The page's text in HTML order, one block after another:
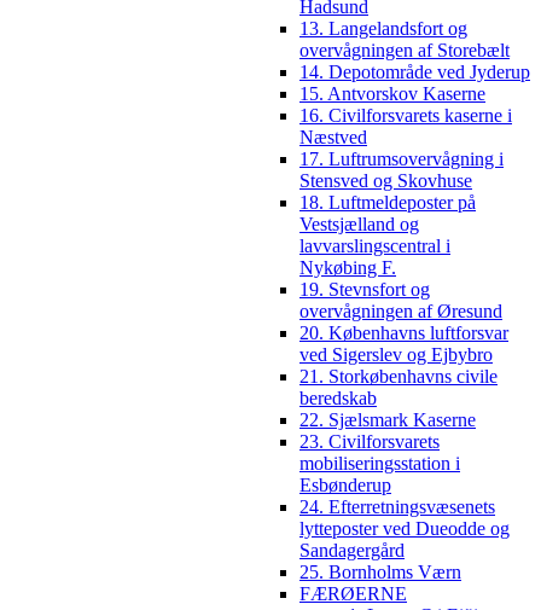
Hadsund
13. Langelandsfort og
overvågningen af Storebælt
14. Depotområde ved Jyderup
15. Antvorskov Kaserne
16. Civilforsvarets kaserne i
Næstved
17. Luftrumsovervågning i
Stensved og Skovhuse
18. Luftmeldeposter på
Vestsjælland og
lavvarslingscentral i
Nykøbing F.
19. Stevnsfort og
overvågningen af Øresund
20. Københavns luftforsvar
ved Sigerslev og Ejbybro
21. Storkøbenhavns civile
beredskab
22. Sjælsmark Kaserne
23. Civilforsvarets
mobiliseringsstation i
Esbønderup
24. Efterretningsvæsenets
lytteposter ved Dueodde og
Sandagergård
25. Bornholms Værn
FÆRØERNE